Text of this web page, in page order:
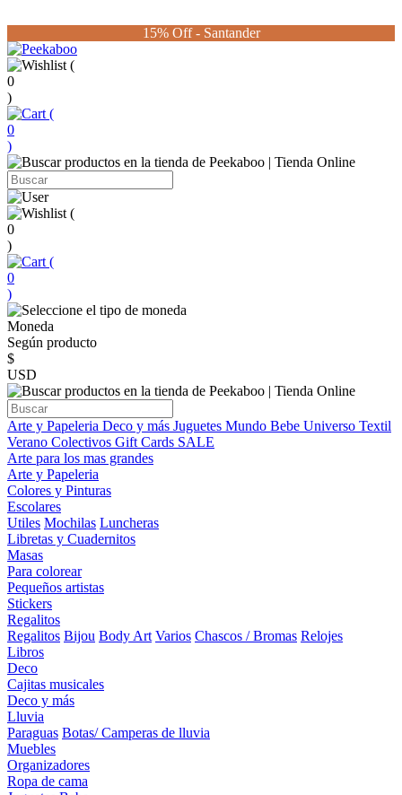
15% Off - Santander
(
0
)
(
0
)
(
0
)
(
0
)
Moneda
Según producto
$
USD
Arte y Papeleria Deco y más Juguetes Mundo Bebe Universo Textil
Verano Colectivos Gift Cards SALE
Arte para los mas grandes
Arte y Papeleria
Colores y Pinturas
Escolares
Utiles Mochilas Luncheras
Libretas y Cuadernitos
Masas
Para colorear
Pequeños artistas
Stickers
Regalitos
Regalitos Bijou Body Art Varios Chascos / Bromas Relojes
Libros
Deco
Cajitas musicales
Deco y más
Lluvia
Paraguas Botas/ Camperas de lluvia
Muebles
Organizadores
Ropa de cama